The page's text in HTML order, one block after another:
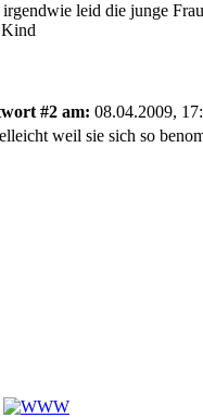
leid die junge
#2 am: 08.04.2009,
weil sie sich so